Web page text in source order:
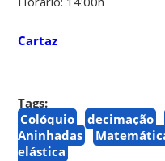
Cartaz
Tags:
Colóquio
decimação
Aninhadas
elástica